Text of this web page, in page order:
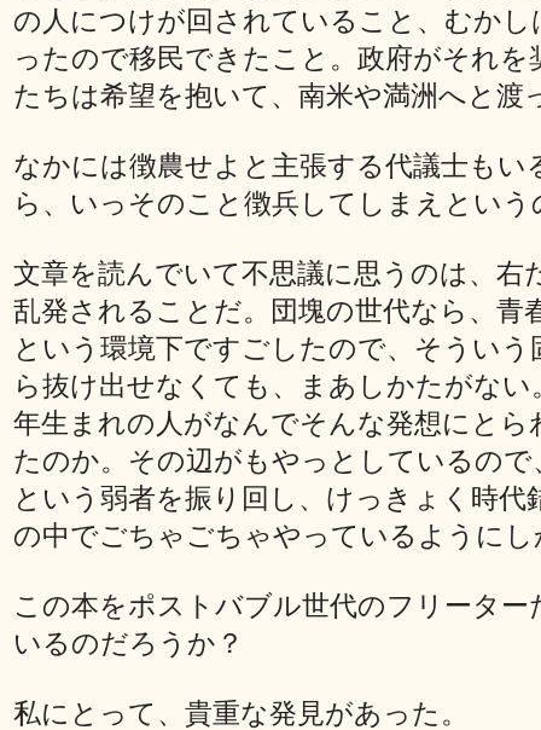
の人につけが回されていること、むかし
ったので移民できたこと。政府がそれを
たちは希望を抱いて、南米や満洲へと渡
なかには徴農せよと主張する代議士もい
ら、いっそのこと徴兵してしまえという
文章を読んでいて不思議に思うのは、右
乱発されることだ。団塊の世代なら、青
という環境下ですごしたので、そういう
ら抜け出せなくても、まあしかたがない
年生まれの人がなんでそんな発想にとら
たのか。その辺がもやっとしているので
という弱者を振り回し、けっきょく時代
の中でごちゃごちゃやっているように
この本をポストバブル世代のフリーター
いるのだろうか？
私にとって、貴重な発見があった。